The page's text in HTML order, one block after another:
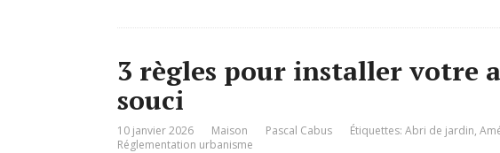
3 règles pour installer votre
souci
10 janvier 2026 Maison Pascal Cabus Étiquettes: Abri de jardin,
Réglementation urbanisme